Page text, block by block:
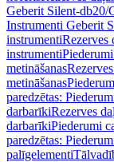
Geberit Silent-db20/
Instrumenti Geberit
instrumentiRezerves
instrumenti
metināšanas
metināšanas
paredzētas:
darbarīkiRezerves
darbarīkiPiederumi
paredzētas:
palīgelementi